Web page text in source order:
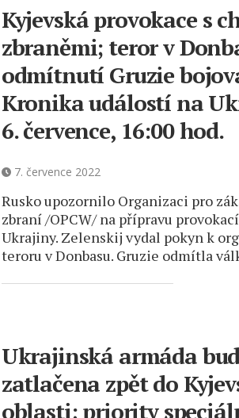
Kyjevská provokace s
zbraněmi; teror v
odmítnutí Gruzie
Kronika událostí na
6. července, 16:00 hod.
7. července 2022
Rusko upozornilo Organizaci pro
zbraní /OPCW/ na přípravu
Ukrajiny. Zelenskij vydal pokyn k
teroru v Donbasu. Gruzie odmítla
Ukrajinská armáda
zatlačena zpět do
oblasti; priority